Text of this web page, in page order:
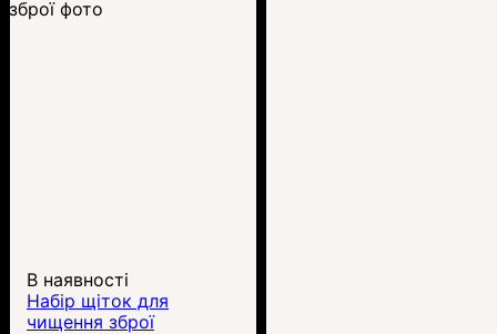
В наявності
Набір щіток для
чищення зброї